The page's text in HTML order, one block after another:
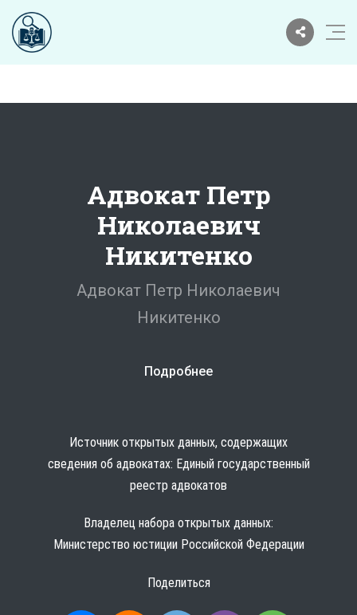
Адвокат Петр
Николаевич
Никитенко
Адвокат Петр Николаевич
Никитенко
Подробнее
Источник открытых данных, содержащих
сведения об адвокатах: Единый государственный
реестр адвокатов
Владелец набора открытых данных:
Министерство юстиции Российской Федерации
Поделиться